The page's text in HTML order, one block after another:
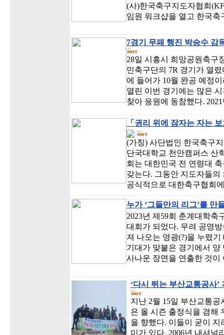
(사)한국축구지도자협회
임원 워크샵을 열고 한국
7경기 무패 행진 박승수
28일 시흥시 희망공원축구
민축구단의 7R 경기가 열
에 들어가 10월 완공 예정
열린 이번 경기에는 많은
찾아 응원에 동참했다.
「권리 위에 잠자는 자는
(가칭) 사단법인 한국축구
단국대학교 천안캠퍼스 산
회는 대한민국 전 연령대
갖는다. 그동안 지도자들
공식적으로 대한축구협회
누가 ‘그들만의 리그’를 만
2023년 제59회 춘계대학축
대회가 되었다. 무려 공영
져 나오는 영광(?)을 누렸
기대가 맞붙은 경기에서
사나운 장면을 연출한 것
‘다시 뛰는 부산교통공사
지난 2월 15일 부산교통
은 올 시즌 출정식을 겸해
을 향했다. 이들이 굳이
미가 있다. 2006년 내셔널